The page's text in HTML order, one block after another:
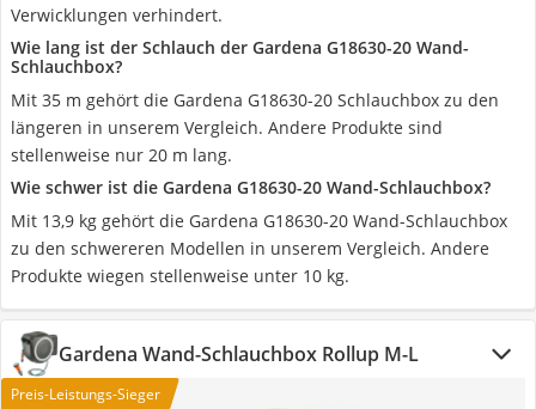
Verwicklungen verhindert.
Wie lang ist der Schlauch der Gardena G18630-20 Wand-
Schlauchbox?
Mit 35 m gehört die Gardena G18630-20 Schlauchbox zu den
längeren in unserem Vergleich. Andere Produkte sind
stellenweise nur 20 m lang.
Wie schwer ist die Gardena G18630-20 Wand-Schlauchbox?
Mit 13,9 kg gehört die Gardena G18630-20 Wand-Schlauchbox
zu den schwereren Modellen in unserem Vergleich. Andere
Produkte wiegen stellenweise unter 10 kg.
Gardena Wand-Schlauchbox Rollup M-L
Preis-Leistungs-Sieger